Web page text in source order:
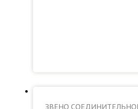
ЗВЕНО